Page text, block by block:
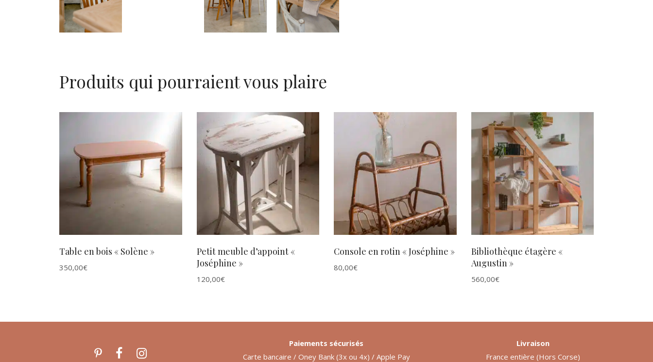
Produits qui pourraient vous plaire
AJOUTER AU PANIER
Table en bois « Solène »
350,00€
AJOUTER AU PANIER
Petit meuble d’appoint «
Joséphine »
120,00€
AJOUTER AU PANIER
Console en rotin « Joséphine »
80,00€
AJOUTER AU PANIER
Bibliothèque étagère «
Augustin »
560,00€
Paiements sécurisés
Carte bancaire / Oney Bank (3x ou 4x) / Apple Pay
Livraison
France entière (Hors Corse)